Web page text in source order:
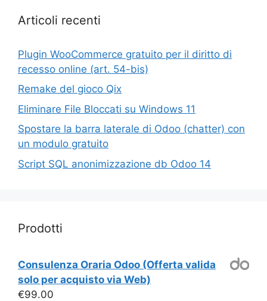
Articoli recenti
Plugin WooCommerce gratuito per il diritto di
recesso online (art. 54-bis)
Remake del gioco Qix
Eliminare File Bloccati su Windows 11
Spostare la barra laterale di Odoo (chatter) con
un modulo gratuito
Script SQL anonimizzazione db Odoo 14
Prodotti
Consulenza Oraria Odoo (Offerta valida
solo per acquisto via Web)
€99.00